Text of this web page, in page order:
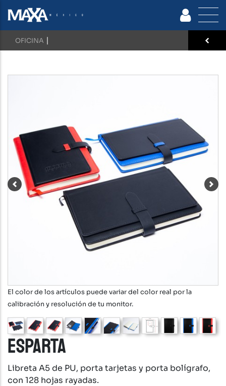
OFICINA |
Previous
El color de los artículos puede variar del color real por la
calibración y resolución de tu monitor.
ESPARTA
Libreta A5 de PU, porta tarjetas y porta bolígrafo,
con 128 hojas rayadas.